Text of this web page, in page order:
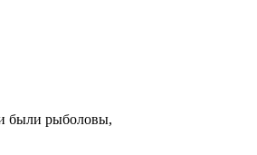
были рыболовы,